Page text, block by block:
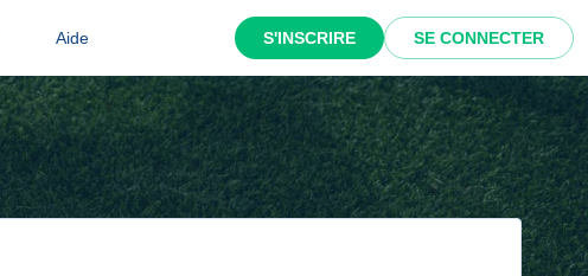
Aide S'INSCRIRE SE CONNECTER